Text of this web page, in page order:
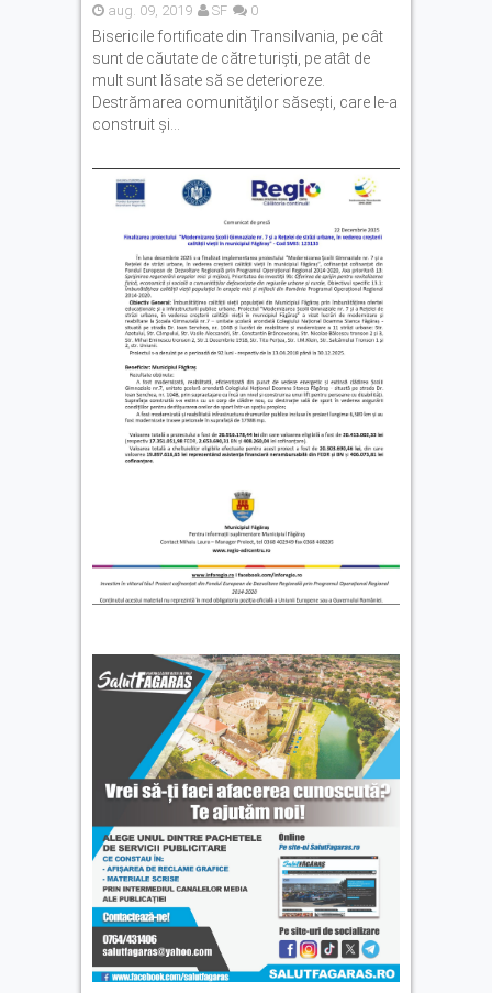
aug. 09, 2019 SF 0
Bisericile fortificate din Transilvania, pe cât
sunt de căutate de către turişti, pe atât de
mult sunt lăsate să se deterioreze.
Destrămarea comunităţilor săseşti, care le-a
construit şi...